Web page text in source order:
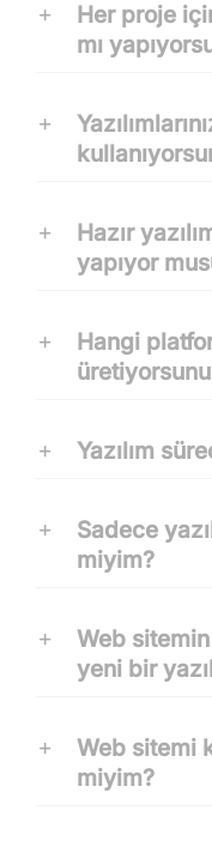
Her proje
mı
Hazır
yapıyor
Hangi
Yazılım
Sadece
miyim?
Web
yeni bir
Web sitemi
miyim?